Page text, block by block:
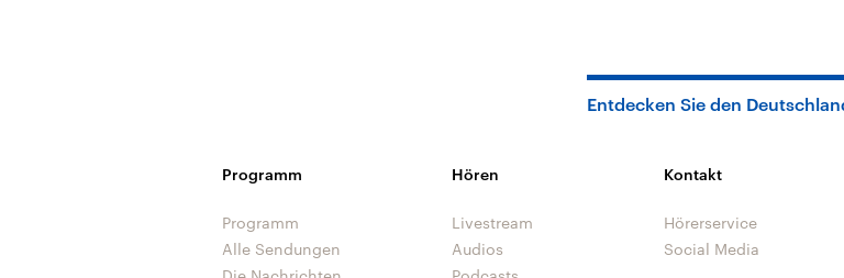
Entdecken Sie den
Programm
Programm
Alle Sendungen
Hören
Livestream
Audios
Kontakt
Hörerservice
Social Media